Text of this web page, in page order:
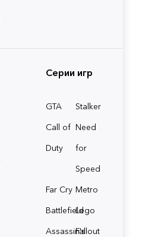
Серии игр
GTA
Stalker
Call of
Duty
Need
for
Speed
Far Cry Metro
BattlefieldLego
Assassin'sFallout